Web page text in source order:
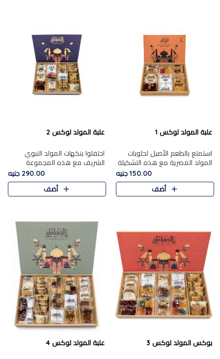
علبة المولد لوكس 1
استمتع بالطعم الأصيل لحلويات
المولد المصرية مع هذه التشكيلة
المختارة بعناية من 9 قطع. تتضمن
التشكيلة جوزرية مع فول،ملبان
150.00 جنيه
أضف
علبة المولد لوكس 2
احتفلوا بنكهات المولد النبوي
الشريف مع هذه المجموعة
الفاخرة المكونة من 19 قطعة،
والتي تم اختيارها بعناية فائقة لتُبرز
تشكيلة واسعة من الحلويات
290.00 جنيه
أضف
بوكس المولد لوكس 3 علبة المولد لوكس 4